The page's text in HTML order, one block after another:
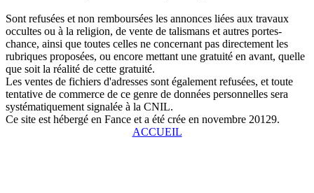
Sont refusées et non remboursées les annonces liées aux travaux
occultes ou à la religion, de vente de talismans et autres portes-
chance, ainsi que toutes celles ne concernant pas directement les
rubriques proposées, ou encore mettant une gratuité en avant, quelle
que soit la réalité de cette gratuité.
Les ventes de fichiers d'adresses sont également refusées, et toute
tentative de commerce de ce genre de données personnelles sera
systématiquement signalée à la CNIL.
Ce site est hébergé en Fance et a été crée en novembre 20129.
ACCUEIL